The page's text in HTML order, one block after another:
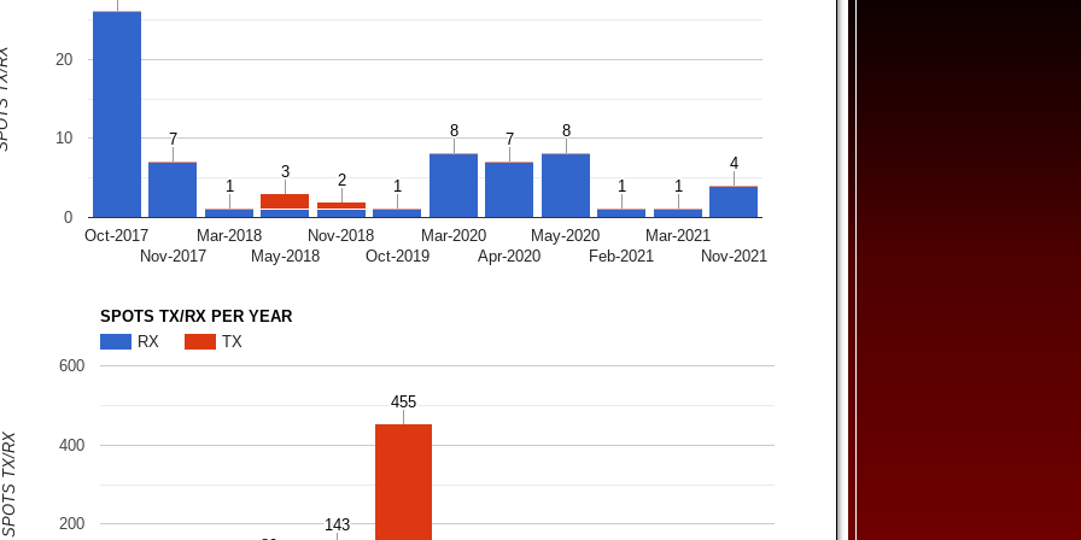
Oct-2017
Nov-2017
Mar-2018
May-2018
Nov-2018
Oct-2019
Mar-2020
Apr-2020
May-2020
Feb-2021
Mar-2021
Nov-2021
0
10
20
7
7
1
1
3
3 2
2 1
1
8
8 7
7 8
8
1
1 1
1
4
4
RX
SPOTS TX/RX PER YEAR
RX
TX
200
400
600
143
143
455
455
SPOTS TX/RX